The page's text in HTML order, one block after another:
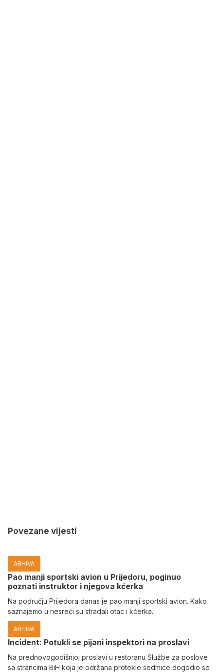
Povezane vijesti
ARHIVA
Pao manji sportski avion u Prijedoru, poginuo
poznati instruktor i njegova kćerka
Na području Prijedora danas je pao manji sportski avion. Kako
saznajemo u nesreći su stradali otac i kćerka.
ARHIVA
Incident: Potukli se pijani inspektori na proslavi
Na prednovogodišnjoj proslavi u restoranu Službe za poslove
sa strancima BiH koja je održana protekle sedmice dogodio se